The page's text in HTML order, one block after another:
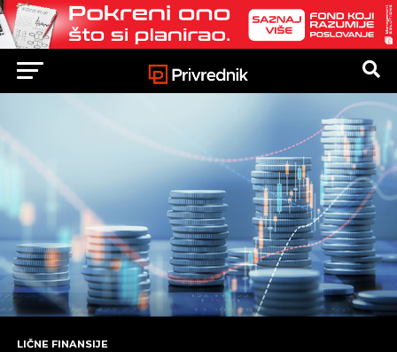
LIČNE FINANSIJE